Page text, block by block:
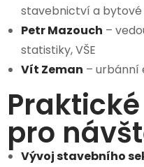
stavebnictví a bytové
Petr Mazouch –
statistiky, VŠE
Vít Zeman – urbánní
pro
Vývoj stavebního